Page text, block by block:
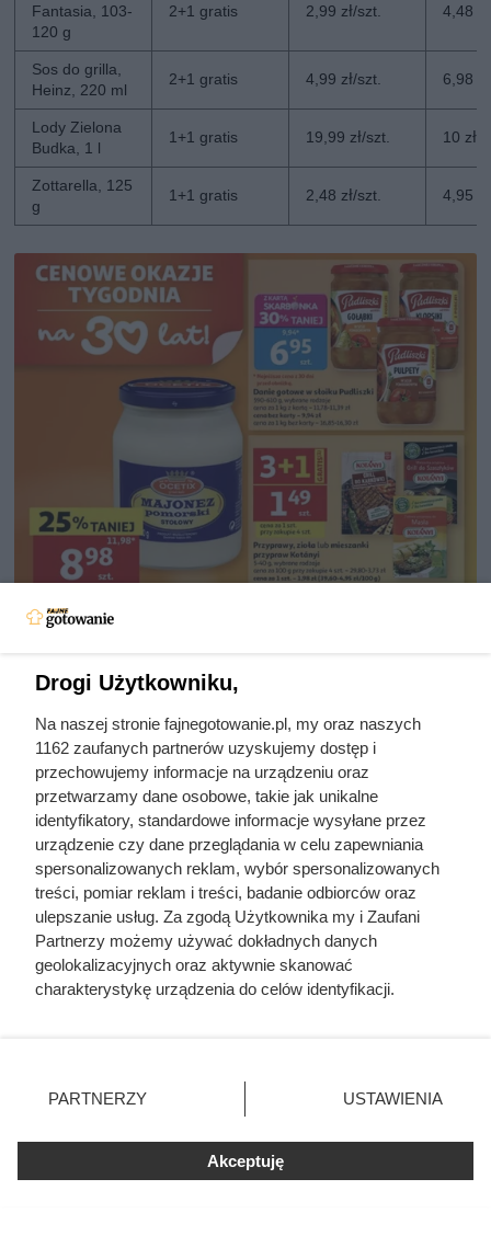
Fantasia, 103-
120 g
2+1 gratis 2,99 zł/szt. 4,48
Sos do grilla,
Heinz, 220 ml
2+1 gratis 4,99 zł/szt. 6,98
Lody Zielona
Budka, 1 l
1+1 gratis 19,99 zł/szt. 10 zł/
Zottarella, 125
g
1+1 gratis 2,48 zł/szt. 4,95
Dania gotowe w słoikach Pudliszki 30% taniej w Auchan, fot.
Opracowanie własne na podstawie gazetki promocyjnej Auchan z
Drogi Użytkowniku,
Na naszej stronie fajnegotowanie.pl, my oraz naszych
1162 zaufanych partnerów uzyskujemy dostęp i
przechowujemy informacje na urządzeniu oraz
przetwarzamy dane osobowe, takie jak unikalne
identyfikatory, standardowe informacje wysyłane przez
urządzenie czy dane przeglądania w celu zapewniania
spersonalizowanych reklam, wybór spersonalizowanych
treści, pomiar reklam i treści, badanie odbiorców oraz
ulepszanie usług. Za zgodą Użytkownika my i Zaufani
Partnerzy możemy używać dokładnych danych
geolokalizacyjnych oraz aktywnie skanować
charakterystykę urządzenia do celów identyfikacji.
zmienić/wycofać klikając przycisk ustawień prywatności
znajdujący się w lewym dolnym rogu strony
rodzaje przetwarzania danych nie wymagają zgody
użytkownika, ale masz prawo sprzeciwić się takiemu
przetwarzaniu. Preferencje będą miały zastosowania tylko
PARTNERZY USTAWIENIA
Akceptuję